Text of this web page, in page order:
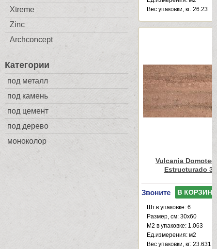
Xtreme
Zinc
Archconcept
Категории
под металл
под камень
под цемент
под дерево
моноколор
Веc упаковки, кг: 26.23
Vulcania Domotec
Estructurado
Звоните В КОРЗИНУ
Шт.в упаковке: 6
Размер, см: 30x60
М2 в упаковке: 1.063
Ед.измерения: м2
Веc упаковки, кг: 23.631